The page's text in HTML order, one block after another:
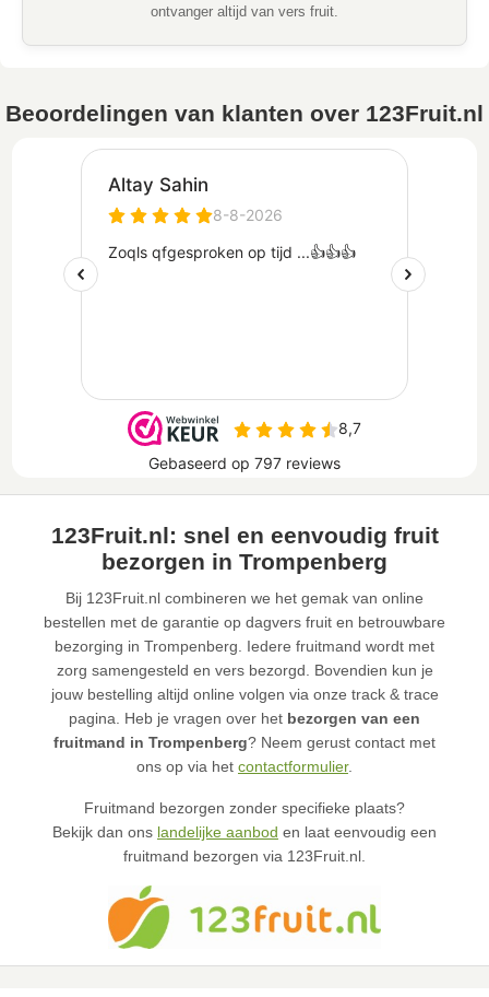
ontvanger altijd van vers fruit.
Beoordelingen van klanten over 123Fruit.nl
123Fruit.nl: snel en eenvoudig fruit
bezorgen in Trompenberg
Bij 123Fruit.nl combineren we het gemak van online
bestellen met de garantie op dagvers fruit en betrouwbare
bezorging in Trompenberg. Iedere fruitmand wordt met
zorg samengesteld en vers bezorgd. Bovendien kun je
jouw bestelling altijd online volgen via onze track & trace
pagina. Heb je vragen over het bezorgen van een
fruitmand in Trompenberg? Neem gerust contact met
ons op via het contactformulier.
Fruitmand bezorgen zonder specifieke plaats?
Bekijk dan ons landelijke aanbod en laat eenvoudig een
fruitmand bezorgen via 123Fruit.nl.